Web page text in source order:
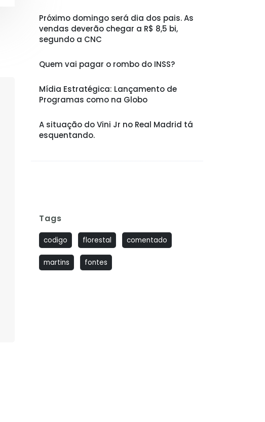
Próximo domingo será dia dos pais. As
vendas deverão chegar a R$ 8,5 bi,
segundo a CNC
Quem vai pagar o rombo do INSS?
Mídia Estratégica: Lançamento de
Programas como na Globo
A situação do Vini Jr no Real Madrid tá
esquentando.
Tags
codigo florestal comentado
martins fontes